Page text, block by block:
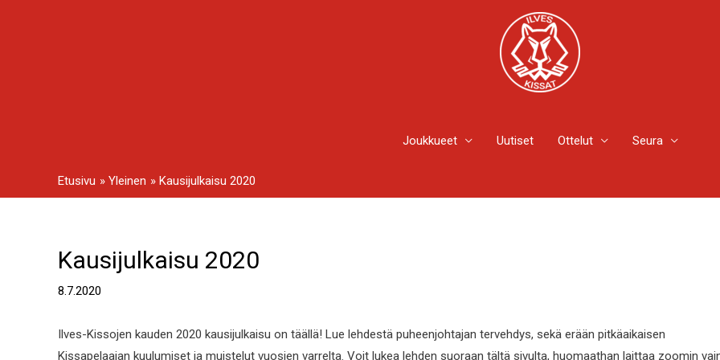
Joukkueet Uutiset Ottelut Seura
Etusivu Yleinen Kausijulkaisu 2020
Kausijulkaisu 2020
8.7.2020
Ilves-Kissojen kauden 2020 kausijulkaisu on täällä! Lue lehdestä puheenjohtajan tervehdys, sekä erään pitkäaikaisen
Kissapelaajan kuulumiset ja muistelut vuosien varrelta. Voit lukea lehden suoraan tältä sivulta, huomaathan laittaa zoomin
Artikkelien